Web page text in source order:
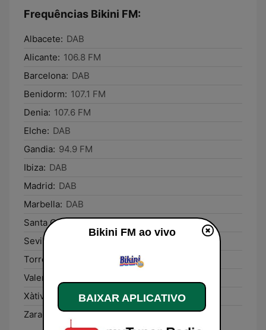
Frequências Bikini FM:
Albacete: DAB
Alicante: 106.8 FM
Barcelona: DAB
Benidorm: 107.1 FM
Denia: 107.6 FM
Elche: DAB
Gandia: 94.9 FM
Ibiza: DAB
Madrid: DAB
Marbella: DAB
Santa Cruz de Tenerife: DAB
Sevilla:
Torrevieja:
Valencia:
Xàtiva:
102.0 FM
Zaragoza: DAB
Bikini FM ao vivo
BAIXAR APLICATIVO